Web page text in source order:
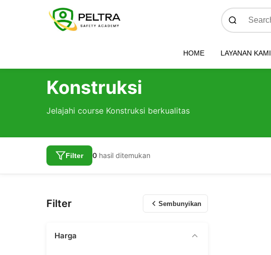
HOME LAYANAN KAMI
Konstruksi
Jelajahi course Konstruksi berkualitas
Filter 0 hasil ditemukan
Filter Sembunyikan
Harga